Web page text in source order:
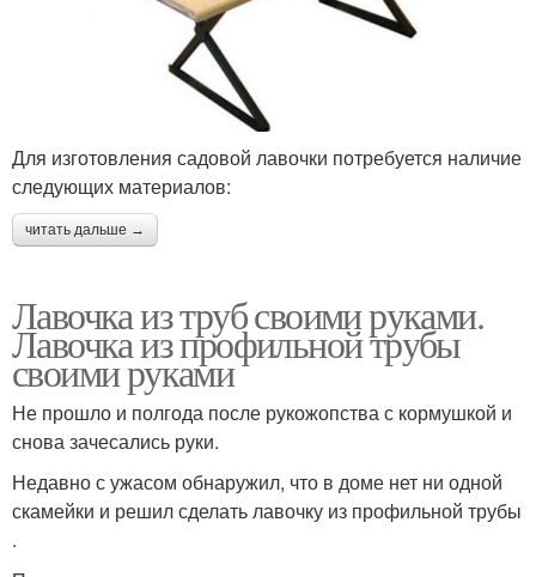
Для изготовления садовой лавочки потребуется наличие
следующих материалов:
читать дальше →
Лавочка из труб своими руками.
Лавочка из профильной трубы
своими руками
Не прошло и полгода после рукожопства с кормушкой и
снова зачесались руки.
Недавно с ужасом обнаружил, что в доме нет ни одной
скамейки и решил сделать лавочку из профильной трубы
.